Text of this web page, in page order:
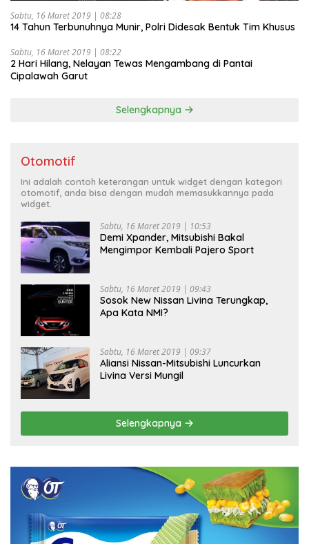
Sabtu, 16 Maret 2019 | 08:28
14 Tahun Terbunuhnya Munir, Polri Didesak Bentuk Tim Khusus
Sabtu, 16 Maret 2019 | 08:22
2 Hari Hilang, Nelayan Tewas Mengambang di Pantai
Cipalawah Garut
Selengkapnya
Otomotif
Ini adalah contoh keterangan untuk widget dengan kategori
otomotif, anda bisa dengan mudah memasukkannya pada
widget.
Sabtu, 16 Maret 2019 | 10:53
Demi Xpander, Mitsubishi Bakal
Mengimpor Kembali Pajero Sport
Sabtu, 16 Maret 2019 | 09:43
Sosok New Nissan Livina Terungkap,
Apa Kata NMI?
Sabtu, 16 Maret 2019 | 09:37
Aliansi Nissan-Mitsubishi Luncurkan
Livina Versi Mungil
Selengkapnya